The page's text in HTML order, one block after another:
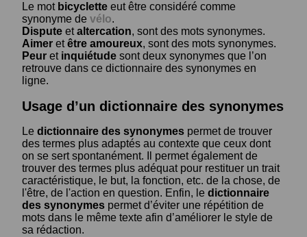
Le mot bicyclette eut être considéré comme
synonyme de vélo.
Dispute etaltercation, sont des mots synonymes.
Aimer etêtre amoureux, sont des mots synonymes.
Peur et inquiétude sont deux synonymes que l’on
retrouve dans ce dictionnaire des synonymes en
ligne.
Usage d’un dictionnaire des synonymes
Le dictionnaire des synonymes permet de trouver
des termes plus adaptés au contexte que ceux dont
on se sert spontanément. Il permet également de
trouver des termes plus adéquat pour restituer un trait
caractéristique, le but, la fonction, etc. de la chose, de
l'être, de l'action en question. Enfin, le dictionnaire
des synonymes permet d’éviter une répétition de
mots dans le même texte afin d’améliorer le style de
sa rédaction.